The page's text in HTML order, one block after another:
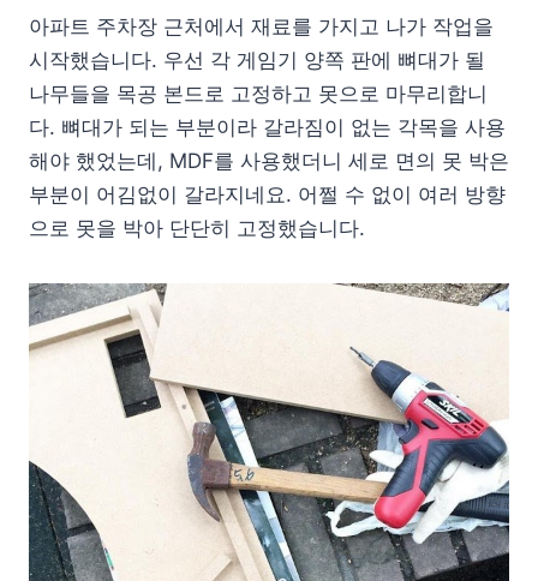
아파트 주차장 근처에서 재료를 가지고 나가 작업을
시작했습니다. 우선 각 게임기 양쪽 판에 뼈대가 될
나무들을 목공 본드로 고정하고 못으로 마무리합니
다. 뼈대가 되는 부분이라 갈라짐이 없는 각목을 사용
해야 했었는데, MDF를 사용했더니 세로 면의 못 박은
부분이 어김없이 갈라지네요. 어쩔 수 없이 여러 방향
으로 못을 박아 단단히 고정했습니다.